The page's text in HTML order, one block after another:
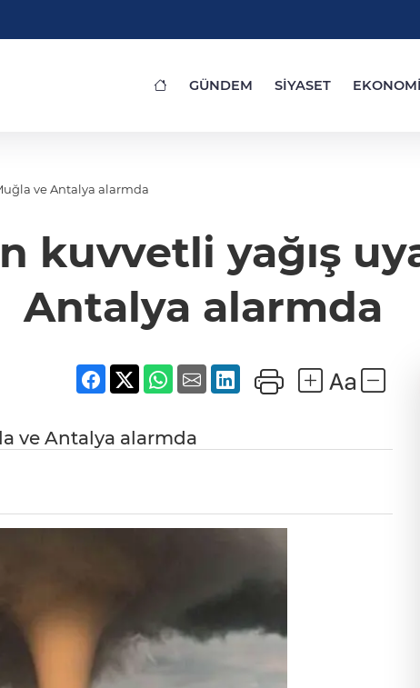
GÜNDEM SİYASET EKONOMİ
ve Antalya alarmda
kuvvetli yağış
Antalya alarmda
ve Antalya alarmda